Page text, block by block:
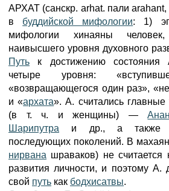
АРХАТ (санскр. arhat. пали arahant,
в буддийской мифологии: 1)
мифологии хинаяны
наивысшего уровня духовного
Путь к достижению состояния
четыре уровня:
«возвращающегося один раз»,
и «архата». А. считались
(в т. ч. и женщины) —
Шарипутра и др., а также
последующих поколений. В
нирвана шраваков) не считается
развития личности, и поэтому А.
свой путь как бодхисатвы.